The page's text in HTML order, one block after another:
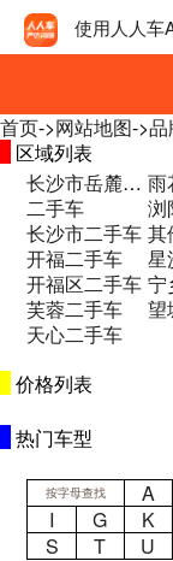
使用人人车
首页->网站地图->品
区域列表
长沙市岳麓区和馨园二期B区二手车 雨
二手车
浏
长沙市二手车 其
开福二手车
星
开福区二手车 宁
芙蓉二手车
望
天心二手车
价格列表
热门车型
按字母查找 A
I
G K
S
T U